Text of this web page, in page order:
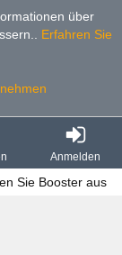
über
Erfahren Sie
Anmelden
Sie Booster aus